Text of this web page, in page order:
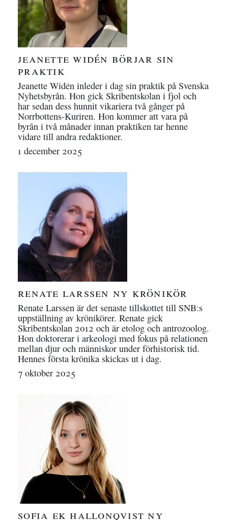
jeanette widén börjar sin
praktik
Jeanette Widén inleder i dag sin praktik på Svenska
Nyhetsbyrån. Hon gick Skribentskolan i fjol och
har sedan dess hunnit vikariera två gånger på
Norrbottens-Kuriren. Hon kommer att vara på
byrån i två månader innan praktiken tar henne
vidare till andra redaktioner.
1 december 2025
renate larssen ny krönikör
Renate Larssen är det senaste tillskottet till SNB:s
uppställning av krönikörer. Renate gick
Skribentskolan 2012 och är etolog och antrozoolog.
Hon doktorerar i arkeologi med fokus på relationen
mellan djur och människor under förhistorisk tid.
Hennes första krönika skickas ut i dag.
7 oktober 2025
sofia ek hallonqvist ny